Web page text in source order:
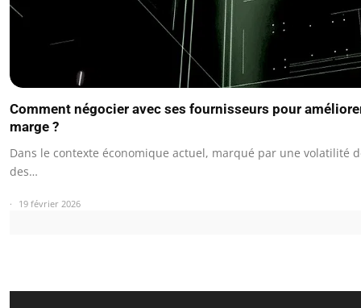
Comment négocier avec ses fournisseurs pour
marge ?
Dans le contexte économique actuel, marqué par une volatilité
des…
19 février 2026